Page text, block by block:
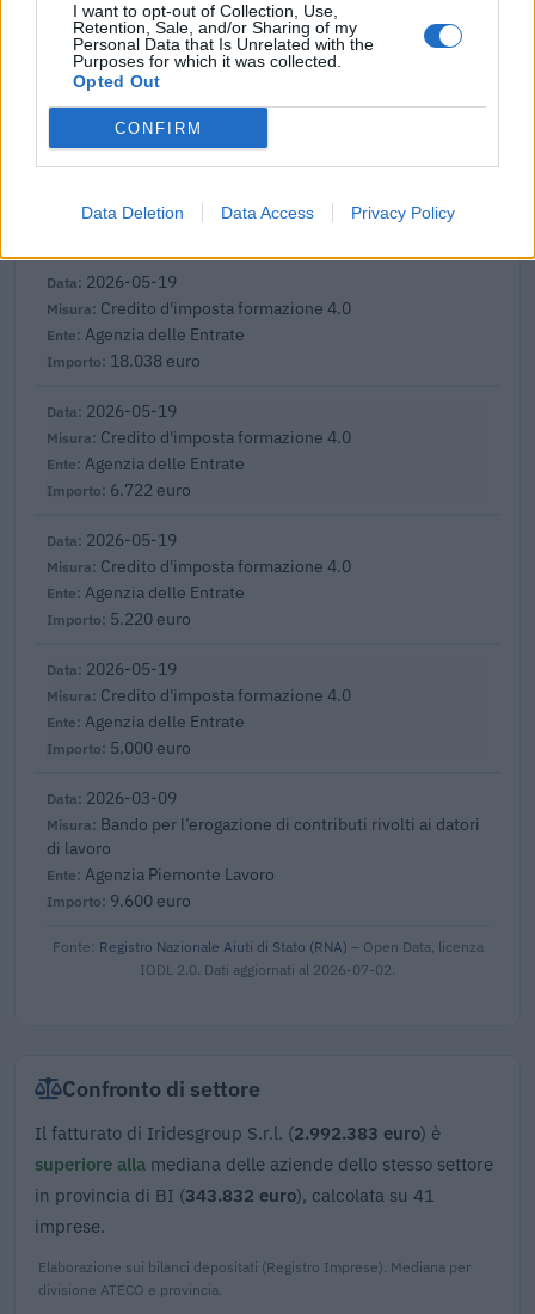
I want to opt-out of Collection, Use,
Retention, Sale, and/or Sharing of my
Personal Data that Is Unrelated with the
Purposes for which it was collected.
Opted Out
CONFIRM
Data Deletion Data Access Privacy Policy
2026-05-25
Credito d'imposta formazione 4.0
Agenzia delle Entrate
3.688 euro
2026-05-25
Agenzia delle Entrate
2026-05-19
Credito d'imposta formazione 4.0
Agenzia delle Entrate
18.038 euro
2026-05-19
Credito d'imposta formazione 4.0
Agenzia delle Entrate
6.722 euro
2026-05-19
Credito d'imposta formazione 4.0
Agenzia delle Entrate
5.220 euro
2026-05-19
Credito d'imposta formazione 4.0
Agenzia delle Entrate
5.000 euro
2026-03-09
Bando per l’erogazione di contributi rivolti ai datori
di lavoro
Agenzia Piemonte Lavoro
9.600 euro
Fonte: Registro Nazionale Aiuti di Stato (RNA) – Open Data, licenza
IODL 2.0. Dati aggiornati al 2026-07-02.
Confronto di settore
Il fatturato di Iridesgroup S.r.l. (2.992.383 euro) è
superiore alla mediana delle aziende dello stesso settore
in provincia di BI (343.832 euro), calcolata su 41
imprese.
Elaborazione sui bilanci depositati (Registro Imprese). Mediana per
divisione ATECO e provincia.